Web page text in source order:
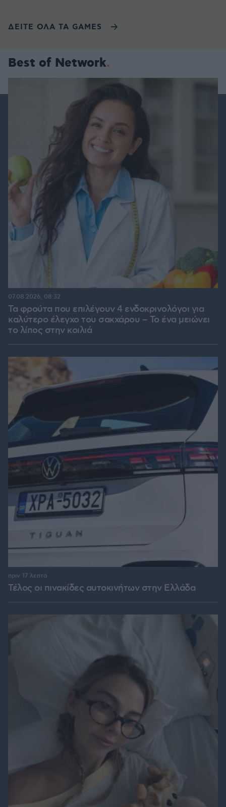
ΔΕΙΤΕ ΟΛΑ ΤΑ GAMES
Best of Network
Τα φρούτα που επιλέγουν 4 ενδοκρινολόγοι για
καλύτερο έλεγχο του σακχάρου – Το ένα μειώνει
το λίπος στην κοιλιά
07.08.2026, 08:32
Τέλος οι πινακίδες αυτοκινήτων στην Ελλάδα
πριν 17 λεπτά